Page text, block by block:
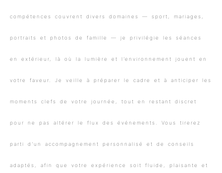
compétences couvrent divers domaines — sport, mariages,
portraits et photos de famille — je privilégie les séances
en extérieur, là où la lumière et l’environnement jouent en
votre faveur. Je veille à préparer le cadre et à anticiper les
moments clefs de votre journée, tout en restant discret
pour ne pas altérer le flux des événements. Vous tirerez
parti d’un accompagnement personnalisé et de conseils
adaptés, afin que votre expérience soit fluide, plaisante et